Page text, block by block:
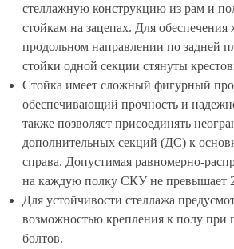
стеллажную конструкцию из рам и
стойкам на зацепах. Для обеспечения
продольном направлении по задней
стойки одной секции стянуты
Стойка имеет сложный фигурный
обеспечивающий прочность и
также позволяет присоединять
дополнительных секций (ДС) к
справа. Допустимая равномерно-
на каждую полку СКУ не превышает
Для устойчивости стеллажа
возможностью крепления к полу
болтов.